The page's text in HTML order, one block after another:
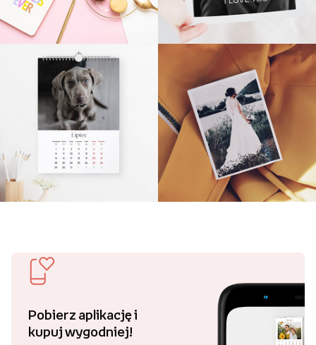
Pobierz aplikację i
kupuj wygodniej!